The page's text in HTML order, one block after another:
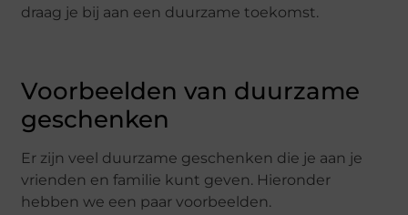
draag je bij aan een duurzame toekomst.
Voorbeelden van duurzame
geschenken
Er zijn veel duurzame geschenken die je aan je
vrienden en familie kunt geven. Hieronder
hebben we een paar voorbeelden.